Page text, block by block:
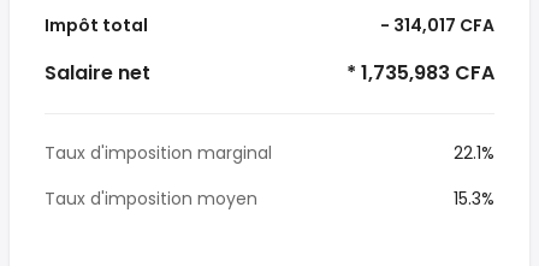
Impôt total - 314,017 CFA
Salaire net * 1,735,983 CFA
Taux d'imposition marginal
22.1%
Taux d'imposition moyen
15.3%